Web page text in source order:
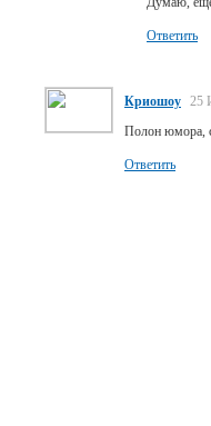
Ответить
Криошоу 25
Полон юмора,
Ответить